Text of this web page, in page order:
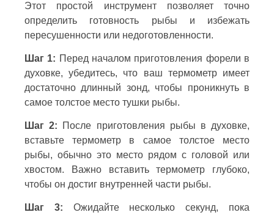
Этот простой инструмент позволяет точно
определить готовность рыбы и избежать
пересушенности или недоготовленности.
Шаг 1: Перед началом приготовления форели в
духовке, убедитесь, что ваш термометр имеет
достаточно длинный зонд, чтобы проникнуть в
самое толстое место тушки рыбы.
Шаг 2: После приготовления рыбы в духовке,
вставьте термометр в самое толстое место
рыбы, обычно это место рядом с головой или
хвостом. Важно вставить термометр глубоко,
чтобы он достиг внутренней части рыбы.
Шаг 3: Ожидайте несколько секунд, пока